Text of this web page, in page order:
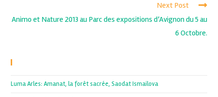
Next Post
Animo et Nature 2013 au Parc des expositions d’Avignon du 5 au
6 Octobre.
Luma Arles: Amanat, la forêt sacrée, Saodat Ismailova